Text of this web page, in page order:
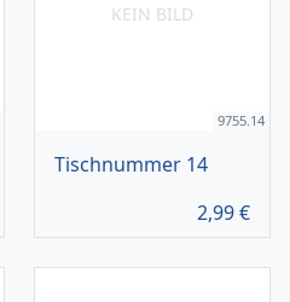
KEIN BILD
9755.14
Tischnummer 14
2,99€